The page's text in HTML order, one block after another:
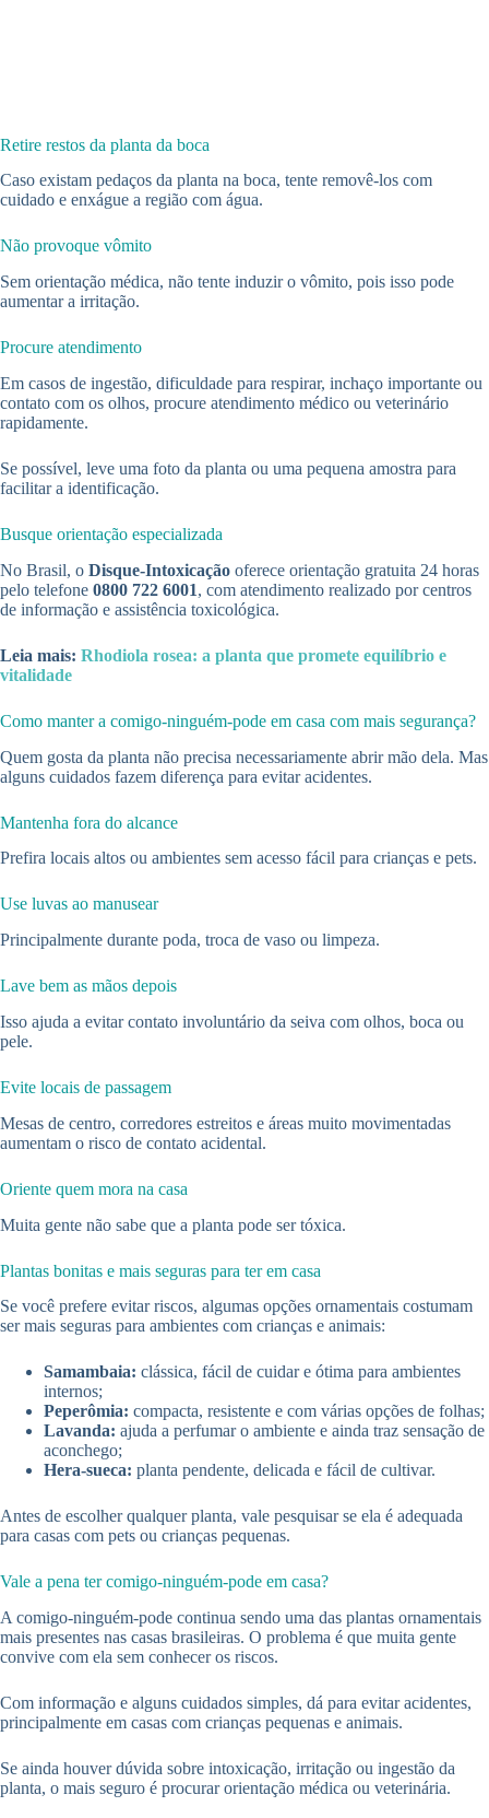
Retire restos da planta da boca
Caso existam pedaços da planta na boca, tente removê-los com
cuidado e enxágue a região com água.
Não provoque vômito
Sem orientação médica, não tente induzir o vômito, pois isso pode
aumentar a irritação.
Procure atendimento
Em casos de ingestão, dificuldade para respirar, inchaço importante ou
contato com os olhos, procure atendimento médico ou veterinário
rapidamente.
Se possível, leve uma foto da planta ou uma pequena amostra para
facilitar a identificação.
Busque orientação especializada
No Brasil, o Disque-Intoxicação oferece orientação gratuita 24 horas
pelo telefone 0800 722 6001, com atendimento realizado por centros
de informação e assistência toxicológica.
Leia mais: Rhodiola rosea: a planta que promete equilíbrio e
vitalidade
Como manter a comigo-ninguém-pode em casa com mais segurança?
Quem gosta da planta não precisa necessariamente abrir mão dela. Mas
alguns cuidados fazem diferença para evitar acidentes.
Mantenha fora do alcance
Prefira locais altos ou ambientes sem acesso fácil para crianças e pets.
Use luvas ao manusear
Principalmente durante poda, troca de vaso ou limpeza.
Lave bem as mãos depois
Isso ajuda a evitar contato involuntário da seiva com olhos, boca ou
pele.
Evite locais de passagem
Mesas de centro, corredores estreitos e áreas muito movimentadas
aumentam o risco de contato acidental.
Oriente quem mora na casa
Muita gente não sabe que a planta pode ser tóxica.
Plantas bonitas e mais seguras para ter em casa
Se você prefere evitar riscos, algumas opções ornamentais costumam
ser mais seguras para ambientes com crianças e animais:
Samambaia: clássica, fácil de cuidar e ótima para ambientes
internos;
Peperômia: compacta, resistente e com várias opções de folhas;
Lavanda: ajuda a perfumar o ambiente e ainda traz sensação de
aconchego;
Hera-sueca: planta pendente, delicada e fácil de cultivar.
Antes de escolher qualquer planta, vale pesquisar se ela é adequada
para casas com pets ou crianças pequenas.
Vale a pena ter comigo-ninguém-pode em casa?
A comigo-ninguém-pode continua sendo uma das plantas ornamentais
mais presentes nas casas brasileiras. O problema é que muita gente
convive com ela sem conhecer os riscos.
Com informação e alguns cuidados simples, dá para evitar acidentes,
principalmente em casas com crianças pequenas e animais.
Se ainda houver dúvida sobre intoxicação, irritação ou ingestão da
planta, o mais seguro é procurar orientação médica ou veterinária.